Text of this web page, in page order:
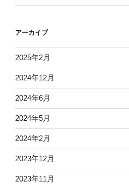
アーカイブ
2025年2月
2024年12月
2024年6月
2024年5月
2024年2月
2023年12月
2023年11月